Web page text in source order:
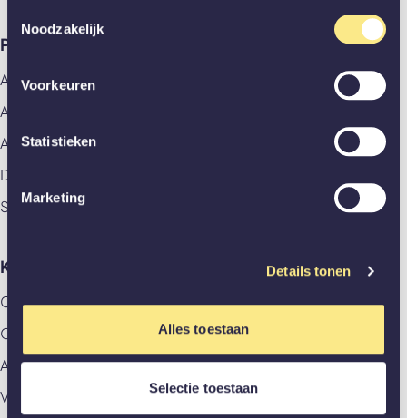
Noodzakelijk
Voorkeuren
Statistieken
Marketing
Details tonen
Alles toestaan
Selectie toestaan
Producten
Alle producten
Aluminium deuren
Akoestische panelen
Deuren
Stalen deuren
Klantenservice
Contact
Offerte aanvragen
Afspraak aan huis maken
Veelgestelde vragen